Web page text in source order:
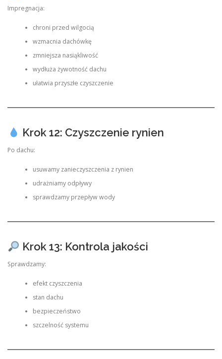
Impregnacja:
chroni przed wilgocią
wzmacnia dachówkę
zmniejsza nasiąkliwość
wydłuża żywotność dachu
ułatwia przyszłe czyszczenie
Krok 12: Czyszczenie rynien
Po dachu:
usuwamy zanieczyszczenia z rynien
udrażniamy odpływy
sprawdzamy przepływ wody
Krok 13: Kontrola jakości
Sprawdzamy:
efekt czyszczenia
stan dachu
bezpieczeństwo
szczelność systemu